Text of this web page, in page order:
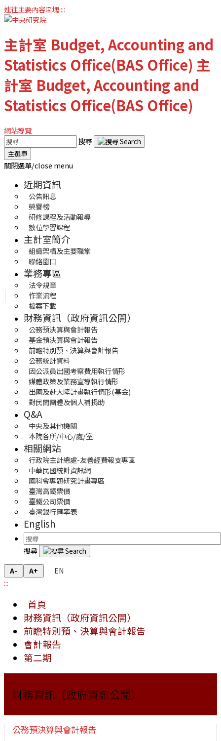
連往主要內容區塊:::
主計室 Budget, Accounting and
Statistics Office(BAS Office) 主
計室 Budget, Accounting and
Statistics Office(BAS Office)
網站導覽
搜尋
主選單
關閉選單/close menu
近期資訊
公告訊息
榮譽榜
研修課程及活動報導
數位學習課程
主計室簡介
組織架構及主要職掌
聯絡窗口
業務專區
法令規章
作業流程
檔案下載
財務資訊（政府資訊公開）
公務預決算與會計報告
基金預決算與會計報告
前瞻特別預、決算與會計報告
公務統計資料
因公派員出國考察費用執行情形
媒體政策及業務宣導執行情形
出國及赴大陸計畫執行情形(基金)
對民間團體及個人補捐助
Q&A
中央及其他機關
本院各所/中心/處/室
相關網站
行政院主計總處-友善經費報支專區
中華民國統計資訊網
國科會專題研究計畫專區
臺灣高鐵票價
臺鐵公司票價
臺灣銀行匯率表
English
搜尋
A- A+
EN
:::
首頁
財務資訊（政府資訊公開）
前瞻特別預、決算與會計報告
會計報告
第二期
財務資訊（政府資訊公開）
公務預決算與會計報告